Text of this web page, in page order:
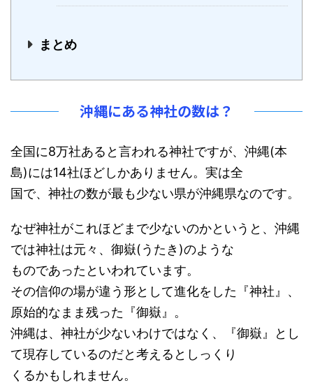
まとめ
沖縄にある神社の数は？
全国に8万社あると言われる神社ですが、沖縄(本
島)には14社ほどしかありません。実は全
国で、神社の数が最も少ない県が沖縄県なのです。
なぜ神社がこれほどまで少ないのかというと、沖縄
では神社は元々、御嶽(うたき)のような
ものであったといわれています。
その信仰の場が違う形として進化をした『神社』、
原始的なまま残った『御嶽』。
沖縄は、神社が少ないわけではなく、『御嶽』とし
て現存しているのだと考えるとしっくり
くるかもしれません。